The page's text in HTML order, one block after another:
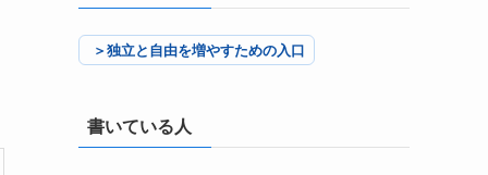
＞独立と自由を増やすための入口
書いている人